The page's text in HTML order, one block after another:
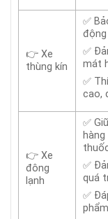
👉 Xe
thùng kín
✅
✅
mát
✅
cao,
👉 Xe
đông
lạnh
✅
✅
quá
✅